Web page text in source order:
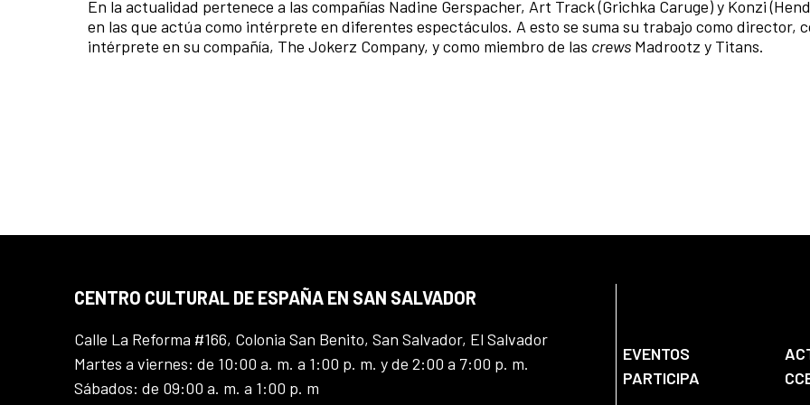
En la actualidad pertenece a las compañías Nadine Gerspacher, Art Track (Grichka Caruge) y Konzi
en las que actúa como intérprete en diferentes espectáculos. A esto se suma su trabajo como director,
intérprete en su compañía, The Jokerz Company, y como miembro de las crews Madrootz y Titans.
CENTRO CULTURAL DE ESPAÑA EN SAN SALVADOR
Calle La Reforma #166, Colonia San Benito, San Salvador, El Salvador
Martes a viernes: de 10:00 a. m. a 1:00 p. m. y de 2:00 a 7:00 p. m.
Sábados: de 09:00 a. m. a 1:00 p. m
EVENTOS
PARTICIPA